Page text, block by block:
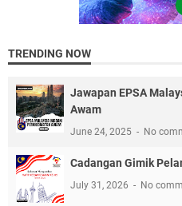
TRENDING NOW
Jawapan EPSA
Awam
June 24, 2025 No
Cadangan Gimik
July 31, 2026 No